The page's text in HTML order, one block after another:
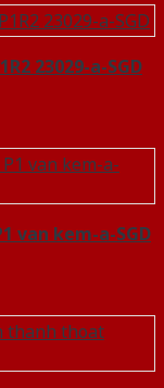
23029-a-SGD
van kem-a-SGD